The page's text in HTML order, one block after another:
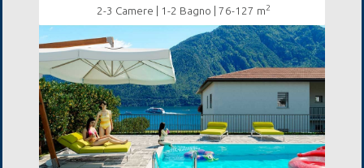
2-3 Camere | 1-2 Bagno | 76-127 m2